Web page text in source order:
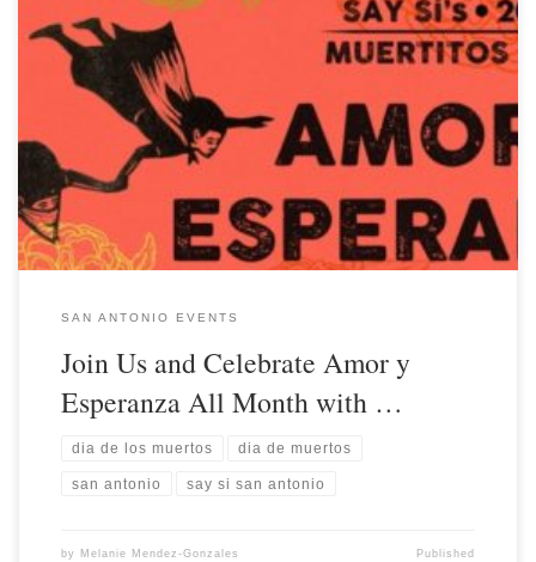
SAN ANTONIO EVENTS
Join Us and Celebrate Amor y
Esperanza All Month with …
dia de los muertos dia de muertos
san antonio say si san antonio
by Melanie Mendez-Gonzales Published